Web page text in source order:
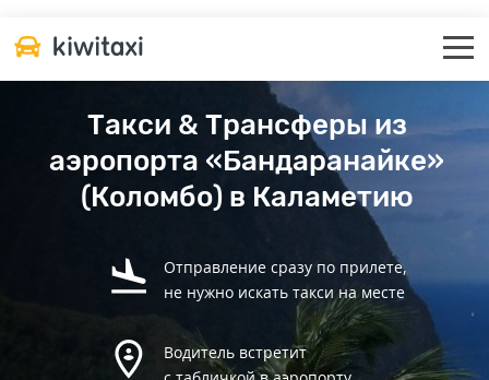
Такси & Трансферы из
аэропорта «Бандаранайке»
(Коломбо) в Каламетию
Отправление сразу по прилете,
не нужно искать такси на месте
Водитель встретит